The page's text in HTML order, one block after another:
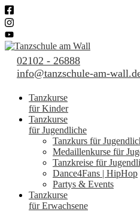
02102 - 26888
info@tanzschule-am-
Tanzkurse
für Kinder
Tanzkurse
für Jugendliche
Tanzkurs für
Medaillenkurse für
Tanzkreise für
Dance4Fans | HipHop
Partys & Events
Tanzkurse
für Erwachsene